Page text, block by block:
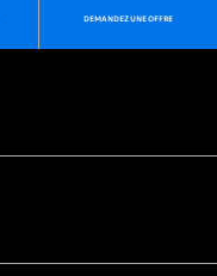
DEMANDEZ UNE OFFRE